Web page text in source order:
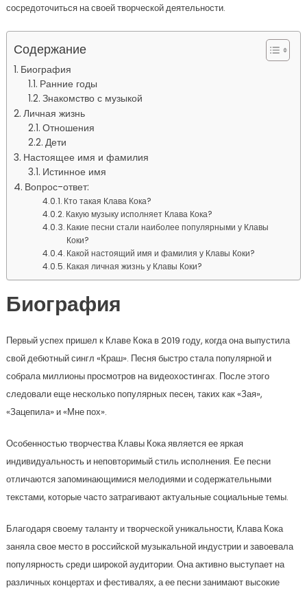
сосредоточиться на своей творческой деятельности.
Содержание
Биография
Ранние годы
Знакомство с музыкой
Личная жизнь
Отношения
Дети
Настоящее имя и фамилия
Истинное имя
Вопрос-ответ:
Кто такая Клава Кока?
Какую музыку исполняет Клава Кока?
Какие песни стали наиболее популярными у Клавы
Коки?
Какой настоящий имя и фамилия у Клавы Коки?
Какая личная жизнь у Клавы Коки?
Биография
Первый успех пришел к Клаве Кока в 2019 году, когда она выпустила
свой дебютный сингл «Краш». Песня быстро стала популярной и
собрала миллионы просмотров на видеохостингах. После этого
следовали еще несколько популярных песен, таких как «Зая»,
«Зацепила» и «Мне пох».
Особенностью творчества Клавы Кока является ее яркая
индивидуальность и неповторимый стиль исполнения. Ее песни
отличаются запоминающимися мелодиями и содержательными
текстами, которые часто затрагивают актуальные социальные темы.
Благодаря своему таланту и творческой уникальности, Клава Кока
заняла свое место в российской музыкальной индустрии и завоевала
популярность среди широкой аудитории. Она активно выступает на
различных концертах и фестивалях, а ее песни занимают высокие